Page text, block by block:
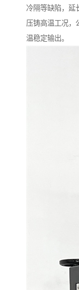
冷隔等缺陷，延
压铸高温工况，
温稳定输出。